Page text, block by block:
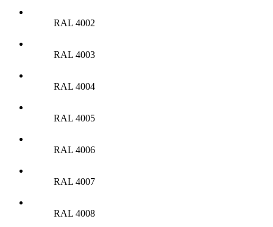
RAL 4002
RAL 4003
RAL 4004
RAL 4005
RAL 4006
RAL 4007
RAL 4008